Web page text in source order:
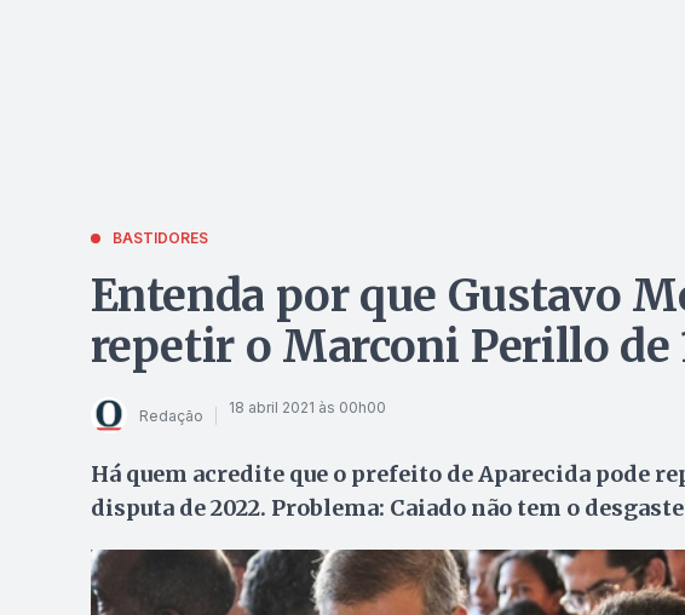
BASTIDORES
Entenda por que Gustavo
repetir o Marconi Perillo de
Redação 18 abril 2021 às 00h00
Há quem acredite que o prefeito de Aparecida pode
disputa de 2022. Problema: Caiado não tem o